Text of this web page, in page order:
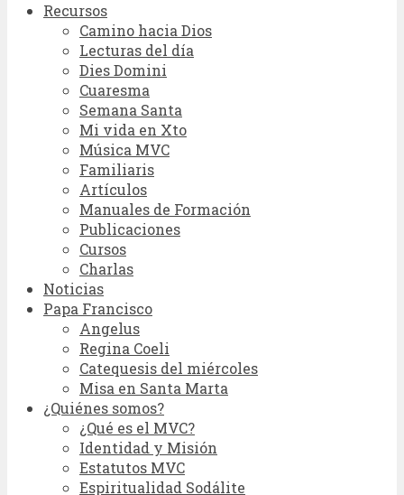
Recursos
Camino hacia Dios
Lecturas del día
Dies Domini
Cuaresma
Semana Santa
Mi vida en Xto
Música MVC
Familiaris
Artículos
Manuales de Formación
Publicaciones
Cursos
Charlas
Noticias
Papa Francisco
Angelus
Regina Coeli
Catequesis del miércoles
Misa en Santa Marta
¿Quiénes somos?
¿Qué es el MVC?
Identidad y Misión
Estatutos MVC
Espiritualidad Sodálite